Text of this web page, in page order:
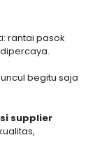
rantai pasok
begitu saja
supplier